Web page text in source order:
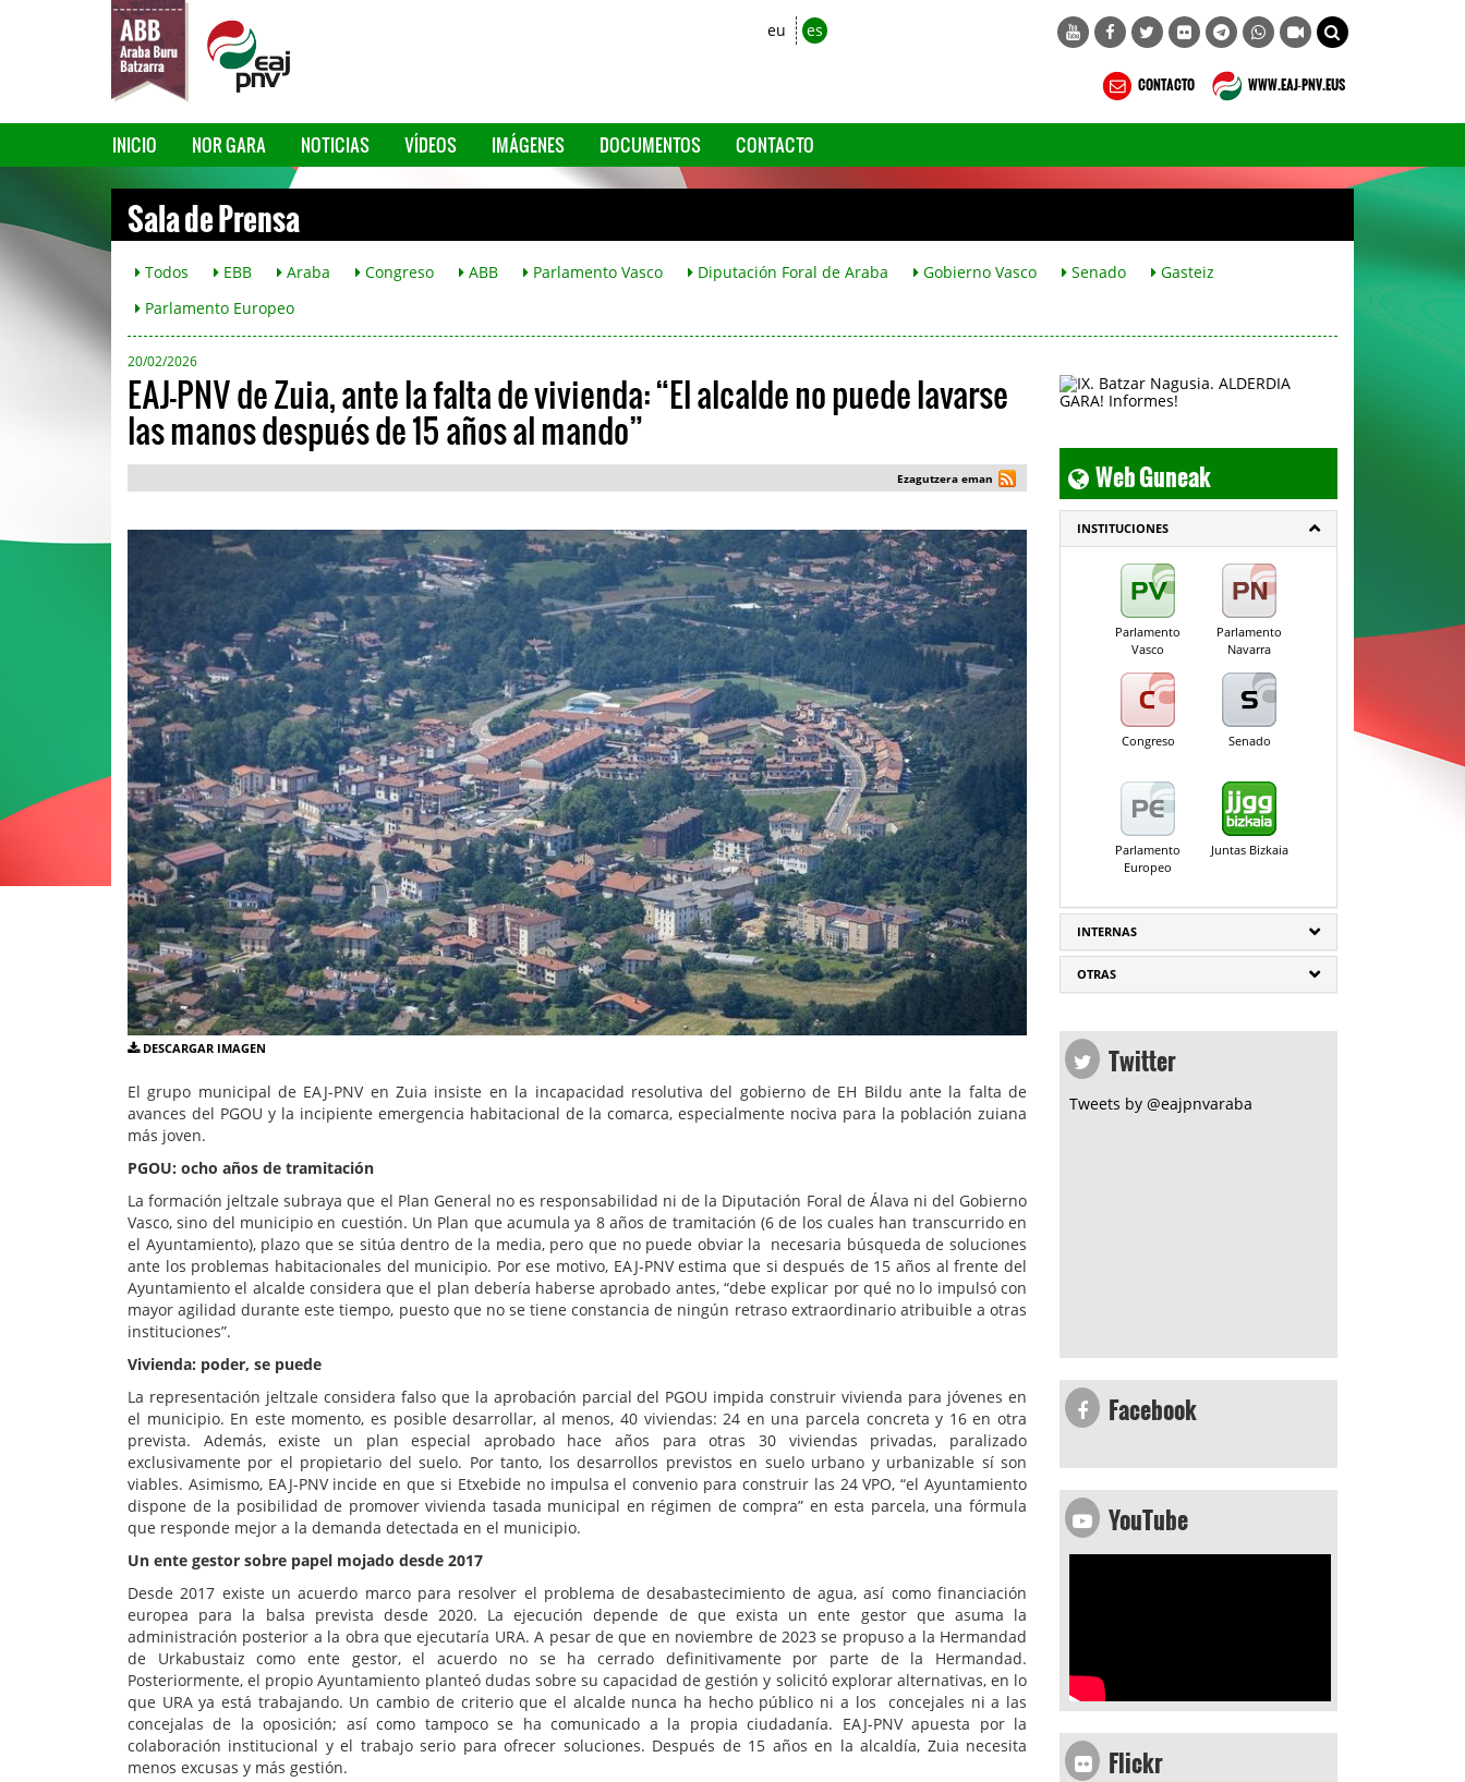
eu es
CONTACTO WWW.EAJ-PNV.EUS
INICIO NOR GARA NOTICIAS VÍDEOS IMÁGENES DOCUMENTOS CONTACTO
Sala de Prensa
Todos EBB Araba Congreso ABB Parlamento Vasco Diputación Foral de Araba Gobierno Vasco Senado
Gasteiz
Parlamento Europeo
20/02/2026
EAJ-PNV de Zuia, ante la falta de vivienda: “El alcalde no puede lavarse
las manos después de 15 años al mando”
Ezagutzera eman
DESCARGAR IMAGEN
El grupo municipal de EAJ-PNV en Zuia insiste en la incapacidad resolutiva del gobierno de EH Bildu ante la falta de
avances del PGOU y la incipiente emergencia habitacional de la comarca, especialmente nociva para la población zuiana
más joven.
PGOU: ocho años de tramitación
La formación jeltzale subraya que el Plan General no es responsabilidad ni de la Diputación Foral de Álava ni del Gobierno
Vasco, sino del municipio en cuestión. Un Plan que acumula ya 8 años de tramitación (6 de los cuales han transcurrido en
el Ayuntamiento), plazo que se sitúa dentro de la media, pero que no puede obviar la necesaria búsqueda de soluciones
ante los problemas habitacionales del municipio. Por ese motivo, EAJ-PNV estima que si después de 15 años al frente del
Ayuntamiento el alcalde considera que el plan debería haberse aprobado antes, “debe explicar por qué no lo impulsó con
mayor agilidad durante este tiempo, puesto que no se tiene constancia de ningún retraso extraordinario atribuible a otras
instituciones”.
Vivienda: poder, se puede
La representación jeltzale considera falso que la aprobación parcial del PGOU impida construir vivienda para jóvenes en
el municipio. En este momento, es posible desarrollar, al menos, 40 viviendas: 24 en una parcela concreta y 16 en otra
prevista. Además, existe un plan especial aprobado hace años para otras 30 viviendas privadas, paralizado
exclusivamente por el propietario del suelo. Por tanto, los desarrollos previstos en suelo urbano y urbanizable sí son
viables. Asimismo, EAJ-PNV incide en que si Etxebide no impulsa el convenio para construir las 24 VPO, “el Ayuntamiento
dispone de la posibilidad de promover vivienda tasada municipal en régimen de compra” en esta parcela, una fórmula
que responde mejor a la demanda detectada en el municipio.
Un ente gestor sobre papel mojado desde 2017
Desde 2017 existe un acuerdo marco para resolver el problema de desabastecimiento de agua, así como financiación
europea para la balsa prevista desde 2020. La ejecución depende de que exista un ente gestor que asuma la
administración posterior a la obra que ejecutaría URA. A pesar de que en noviembre de 2023 se propuso a la Hermandad
de Urkabustaiz como ente gestor, el acuerdo no se ha cerrado definitivamente por parte de la Hermandad.
Posteriormente, el propio Ayuntamiento planteó dudas sobre su capacidad de gestión y solicitó explorar alternativas, en lo
que URA ya está trabajando. Un cambio de criterio que el alcalde nunca ha hecho público ni a los concejales ni a las
concejalas de la oposición; así como tampoco se ha comunicado a la propia ciudadanía. EAJ-PNV apuesta por la
colaboración institucional y el trabajo serio para ofrecer soluciones. Después de 15 años en la alcaldía, Zuia necesita
menos excusas y más gestión.
Web Guneak
INSTITUCIONES
Parlamento
Vasco
Parlamento
Navarra
Congreso Senado
Parlamento
Europeo
Juntas Bizkaia
INTERNAS
OTRAS
Twitter
Tweets by @eajpnvaraba
Facebook
YouTube
Flickr